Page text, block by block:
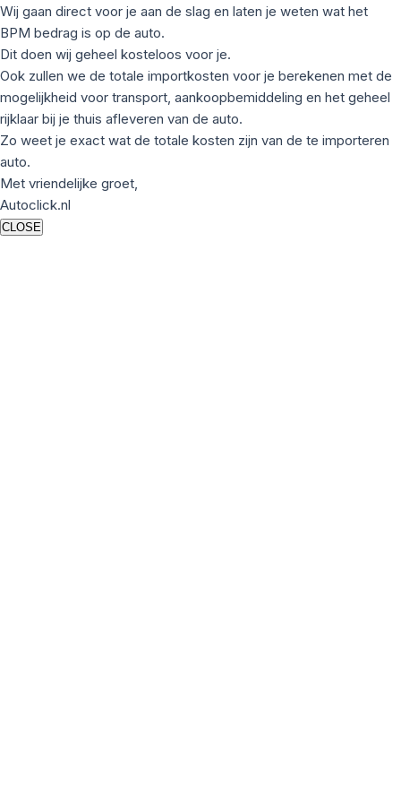
Wij gaan direct voor je aan de slag en laten je weten wat het
BPM bedrag is op de auto.
Dit doen wij geheel kosteloos voor je.
Ook zullen we de totale importkosten voor je berekenen met de
mogelijkheid voor transport, aankoopbemiddeling en het geheel
rijklaar bij je thuis afleveren van de auto.
Zo weet je exact wat de totale kosten zijn van de te importeren
auto.
Met vriendelijke groet,
Autoclick.nl
CLOSE